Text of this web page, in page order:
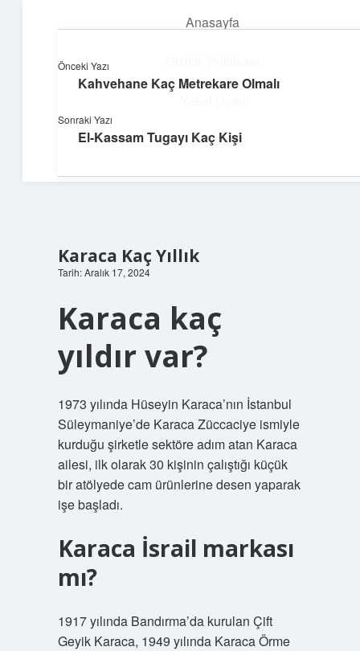
Anasayfa
Hakkımızda
Neşeli Bilgi Durağı
Hızlı hikayelerle gününü şenlendir!
Karaca Kaç Yıllık
Tarih: Aralık 17, 2024
Karaca kaç
yıldır var?
1973 yılında Hüseyin Karaca’nın İstanbul
Süleymaniye’de Karaca Züccaciye ismiyle
kurduğu şirketle sektöre adım atan Karaca
ailesi, ilk olarak 30 kişinin çalıştığı küçük
bir atölyede cam ürünlerine desen yaparak
işe başladı.
Karaca İsrail markası
mı?
1917 yılında Bandırma’da kurulan Çift
Geyik Karaca, 1949 yılında Karaca Örme
Önceki Yazı
Kahvehane Kaç Metrekare Olmalı
Sonraki Yazı
El-Kassam Tugayı Kaç Kişi